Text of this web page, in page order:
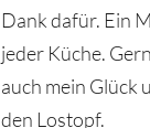
Dank dafür. Ein
jeder Küche.
auch mein Glück
den Lostopf.